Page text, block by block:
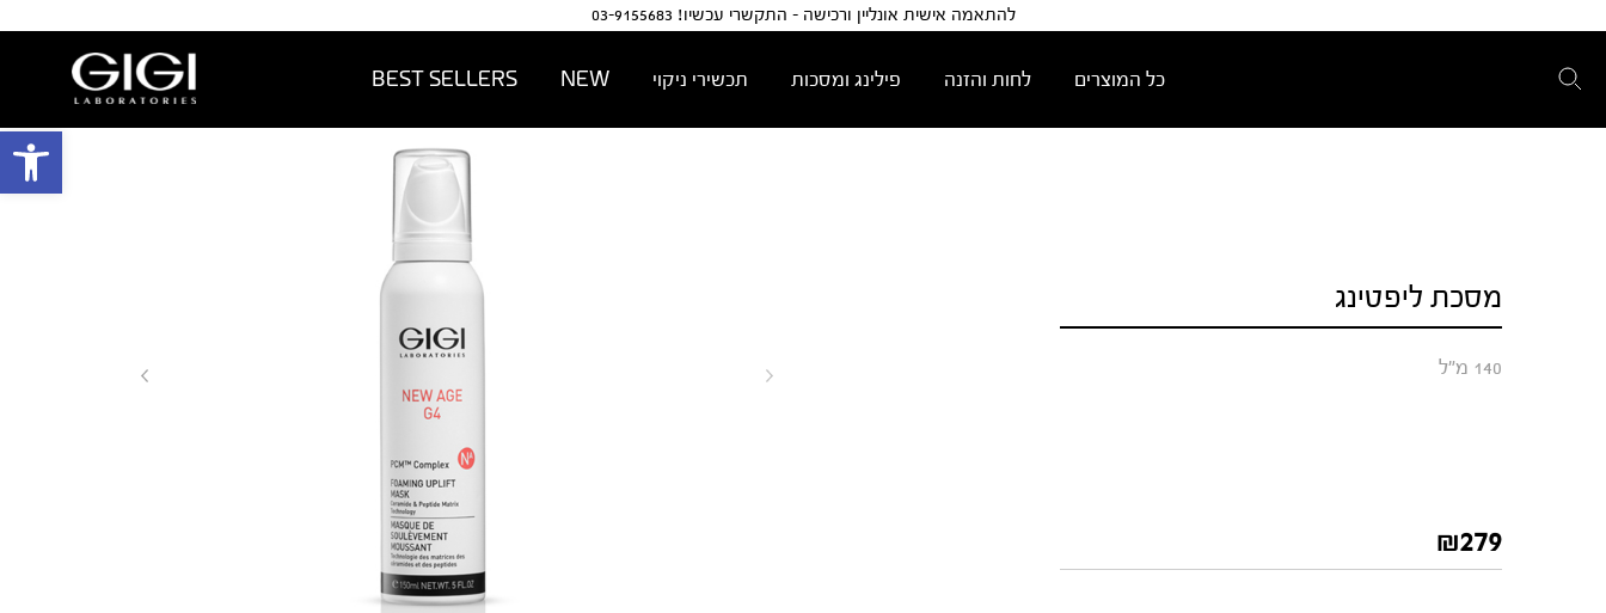
להתאמה אישית אונליין ורכישה - התקשרי עכשיו! 03-9155683
כל המוצרים לחות והזנה פילינג ומסכות תכשירי ניקוי NEW
BEST SELLERS
מסכת ליפטינג
140 מ"ל
₪279